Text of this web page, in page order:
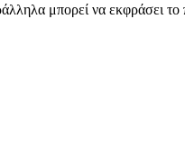
μπορεί να εκφράσει το